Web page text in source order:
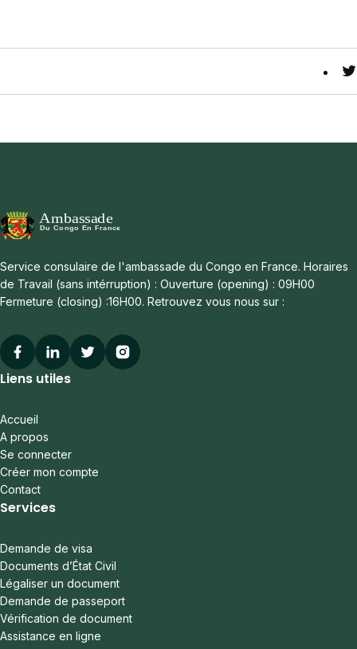
Service consulaire de l'ambassade du Congo en France. Horaires
de Travail (sans intérruption) : Ouverture (opening) : 09H00
Fermeture (closing) :16H00. Retrouvez vous nous sur :
Facebook
LinkedinTwitterInstagram
Liens utiles
Accueil
A propos
Se connecter
Créer mon compte
Contact
Services
Demande de visa
Documents d’État Civil
Légaliser un document
Demande de passeport
Vérification de document
Assistance en ligne